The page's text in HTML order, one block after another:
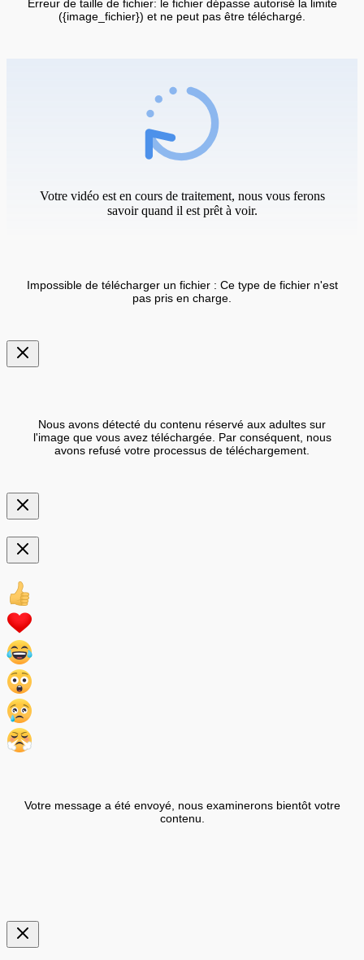
Erreur de taille de fichier: le fichier dépasse autorisé la limite
({image_fichier}) et ne peut pas être téléchargé.
Votre vidéo est en cours de traitement, nous vous ferons
savoir quand il est prêt à voir.
Impossible de télécharger un fichier : Ce type de fichier n'est
pas pris en charge.
Nous avons détecté du contenu réservé aux adultes sur
l'image que vous avez téléchargée. Par conséquent, nous
avons refusé votre processus de téléchargement.
Votre message a été envoyé, nous examinerons bientôt votre
contenu.